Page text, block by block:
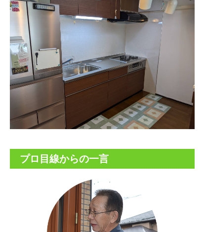
プロ目線からの一言